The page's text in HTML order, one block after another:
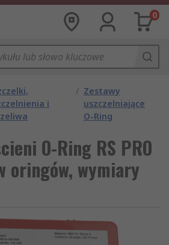
0
i
/ Zestawy
uszczelniające
O-Ring
O-Ring RS PRO
oringów, wymiary